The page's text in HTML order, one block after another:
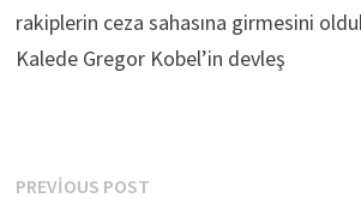
rakiplerin ceza sahasına girmesini
Kalede Gregor Kobel’in devleş
PREVIOUS POSTPrevious